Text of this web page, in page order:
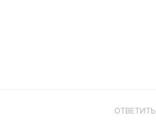
ОТВЕТИТЬ